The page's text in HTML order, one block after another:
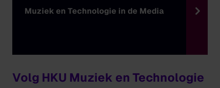
Muziek en Technologie in de Media
Volg HKU Muziek en Technologie